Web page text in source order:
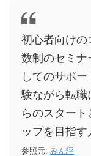
初心者向けの
数制のセミナ
してのサポ
験ながら転職
らのスター
ップを目指す
参照元: みん評